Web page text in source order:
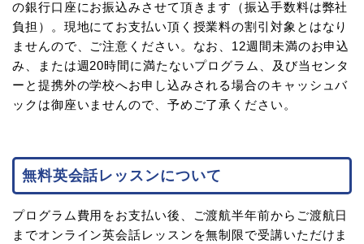
の銀行口座にお振込みさせて頂きます（振込手数料は弊社
負担）。現地にてお支払い頂く授業料の割引対象とはなり
ませんので、ご注意ください。なお、12週間未満のお申込
み、または週20時間に満たないプログラム、及び当センタ
ーと提携外の学校へお申し込みされる場合のキャッシュバ
ックは御座いませんので、予めご了承ください。
無料英会話レッスンについて
プログラム費用をお支払い後、ご渡航半年前からご渡航日
までオンライン英会話レッスンを無制限で受講いただけま